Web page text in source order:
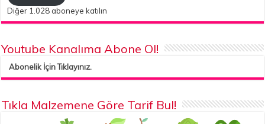
Diğer 1.028 aboneye katılın
Youtube Kanalıma Abone Ol!
Abonelik İçin Tıklayınız.
Tıkla Malzemene Göre Tarif Bul!